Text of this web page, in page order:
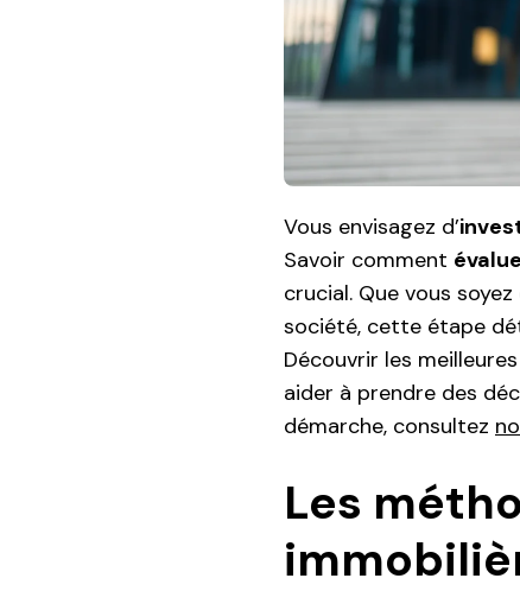
Vous envisagez d’
Savoir comment
crucial. Que vous
société, cette étape
Découvrir les
aider à prendre des
démarche, consultez
Les